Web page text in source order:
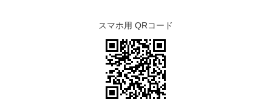
スマホ用 QRコード